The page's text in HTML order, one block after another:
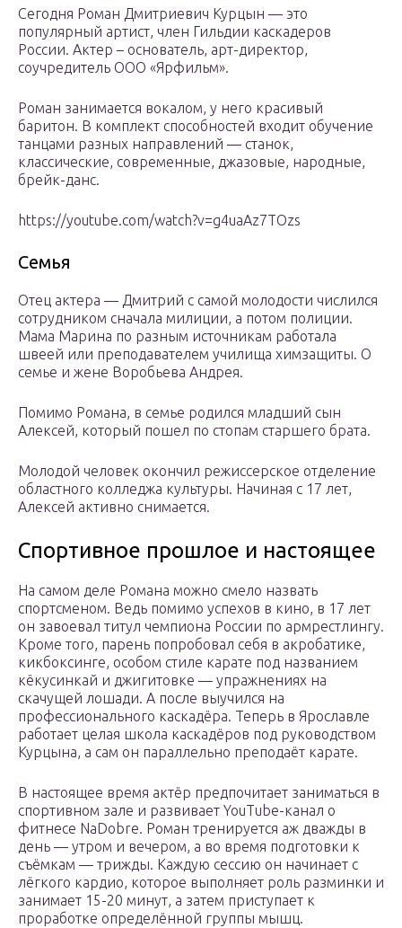
Сегодня Роман Дмитриевич Курцын — это
популярный артист, член Гильдии каскадеров
России. Актер – основатель, арт-директор,
соучредитель ООО «Ярфильм».
Роман занимается вокалом, у него красивый
баритон. В комплект способностей входит обучение
танцами разных направлений — станок,
классические, современные, джазовые, народные,
брейк-данс.
https://youtube.com/watch?v=g4uaAz7TOzs
Семья
Отец актера — Дмитрий с самой молодости числился
сотрудником сначала милиции, а потом полиции.
Мама Марина по разным источникам работала
швеей или преподавателем училища химзащиты. О
семье и жене Воробьева Андрея.
Помимо Романа, в семье родился младший сын
Алексей, который пошел по стопам старшего брата.
Молодой человек окончил режиссерское отделение
областного колледжа культуры. Начиная с 17 лет,
Алексей активно снимается.
Спортивное прошлое и настоящее
На самом деле Романа можно смело назвать
спортсменом. Ведь помимо успехов в кино, в 17 лет
он завоевал титул чемпиона России по армрестлингу.
Кроме того, парень попробовал себя в акробатике,
кикбоксинге, особом стиле карате под названием
кёкусинкай и джигитовке — упражнениях на
скачущей лошади. А после выучился на
профессионального каскадёра. Теперь в Ярославле
работает целая школа каскадёров под руководством
Курцына, а сам он параллельно преподаёт карате.
В настоящее время актёр предпочитает заниматься в
спортивном зале и развивает YouTube-канал о
фитнесе NaDobre. Роман тренируется аж дважды в
день — утром и вечером, а во время подготовки к
съёмкам — трижды. Каждую сессию он начинает с
лёгкого кардио, которое выполняет роль разминки и
занимает 15-20 минут, а затем приступает к
проработке определённой группы мышц.